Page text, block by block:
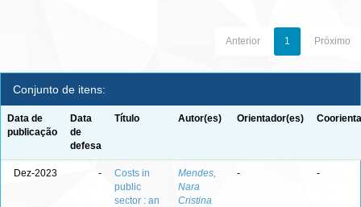
Anterior 1 Próximo
Conjunto de itens:
Data de
publicação
Data
de
defesa
Título Autor(es) Orientador(es)
Dez-2023 -
Costs in
public
sector : an
Mendes,
Nara
Cristina
- -